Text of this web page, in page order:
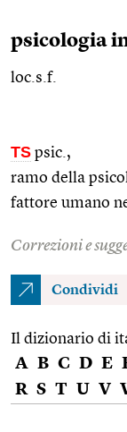
psicologia
loc.s.f.
TS psic. ,
ramo della
fattore umano
Correzioni e
Condividi
Il dizionario di
A B C D E
R S T U V